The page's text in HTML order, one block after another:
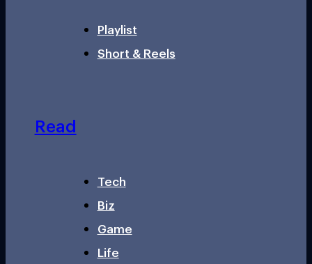
Playlist
Short & Reels
Read
Tech
Biz
Game
Life